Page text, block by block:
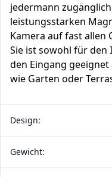
jedermann
leistungsstarken
Kamera auf fast allen
Sie ist sowohl für den
den Eingang
wie Garten oder
Design:
Gewicht: